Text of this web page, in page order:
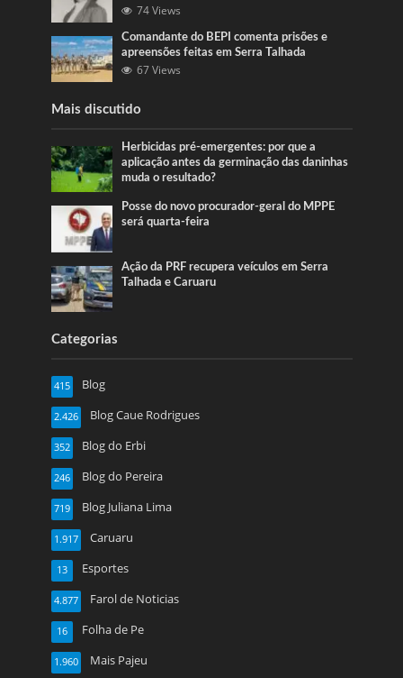
74 Views
Comandante do BEPI comenta prisões e
apreensões feitas em Serra Talhada
67 Views
Mais discutido
Herbicidas pré-emergentes: por que a
aplicação antes da germinação das daninhas
muda o resultado?
Posse do novo procurador-geral do MPPE
será quarta-feira
Ação da PRF recupera veículos em Serra
Talhada e Caruaru
Categorias
Blog
415
Blog Caue Rodrigues
2.426
Blog do Erbi
352
Blog do Pereira
246
Blog Juliana Lima
719
Caruaru
1.917
Esportes
13
Farol de Noticias
4.877
Folha de Pe
16
Mais Pajeu
1.960